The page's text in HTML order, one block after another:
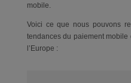
mobile.
Voici ce que nous pouvons
tendances du paiement
l’Europe :